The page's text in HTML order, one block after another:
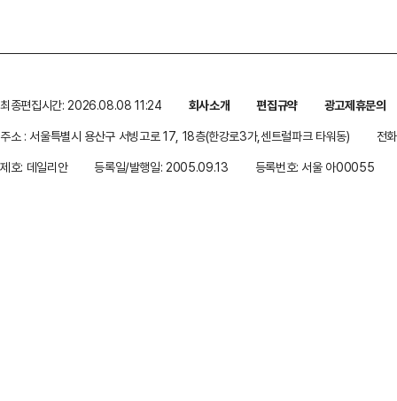
최종편집시간: 2026.08.08 11:24 회사소개 편집규약
광고제휴문의
주소 : 서울특별시 용산구 서빙고로 17, 18층(한강로3가,센트럴파크 타워동)
전
제호: 데일리안
등록일/발행일: 2005.09.13 등록번호: 서울 아00055